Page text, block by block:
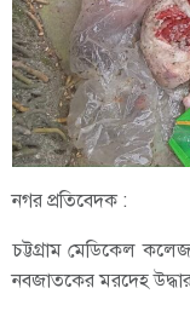
নগর প্রতিবেদক :
চট্টগ্রাম মেডিকেল
নবজাতকের মরদেহ উদ্ধার